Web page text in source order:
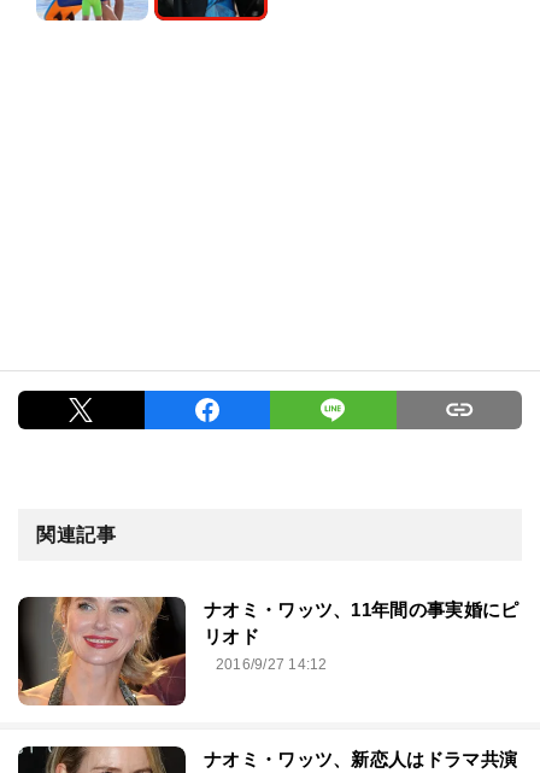
関連記事
ナオミ・ワッツ、11年間の事実婚にピ
リオド
2016/9/27 14:12
ナオミ・ワッツ、新恋人はドラマ共演